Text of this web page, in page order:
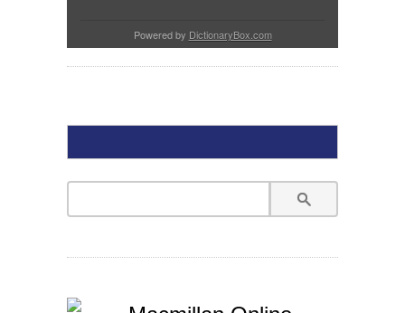
Powered by DictionaryBox.com